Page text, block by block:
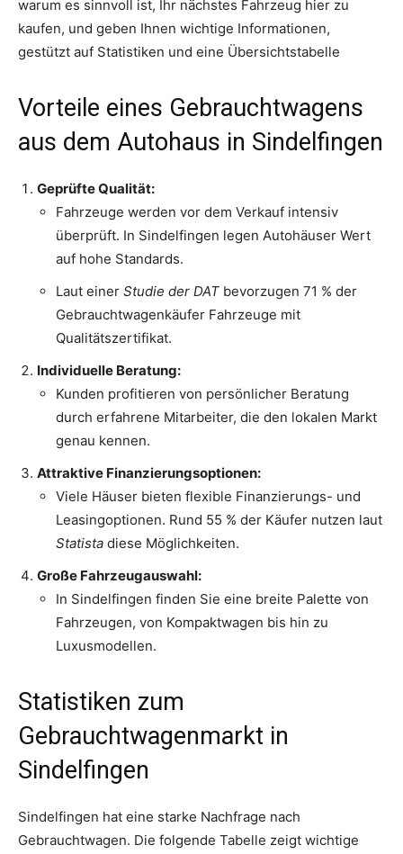
warum es sinnvoll ist, Ihr nächstes Fahrzeug hier zu
kaufen, und geben Ihnen wichtige Informationen,
gestützt auf Statistiken und eine Übersichtstabelle
Vorteile eines Gebrauchtwagens
aus dem Autohaus in Sindelfingen
Geprüfte Qualität:
Fahrzeuge werden vor dem Verkauf intensiv
überprüft. In Sindelfingen legen Autohäuser Wert
auf hohe Standards.
Laut einer Studie der DAT bevorzugen 71 % der
Gebrauchtwagenkäufer Fahrzeuge mit
Qualitätszertifikat.
Individuelle Beratung:
Kunden profitieren von persönlicher Beratung
durch erfahrene Mitarbeiter, die den lokalen Markt
genau kennen.
Attraktive Finanzierungsoptionen:
Viele Häuser bieten flexible Finanzierungs- und
Leasingoptionen. Rund 55 % der Käufer nutzen laut
Statista diese Möglichkeiten.
Große Fahrzeugauswahl:
In Sindelfingen finden Sie eine breite Palette von
Fahrzeugen, von Kompaktwagen bis hin zu
Luxusmodellen.
Statistiken zum
Gebrauchtwagenmarkt in
Sindelfingen
Sindelfingen hat eine starke Nachfrage nach
Gebrauchtwagen. Die folgende Tabelle zeigt wichtige